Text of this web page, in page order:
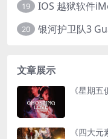
19
20
文章展示
《星期
《四大元